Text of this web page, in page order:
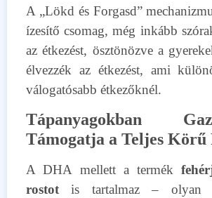
A „Lökd és Forgasd”
ízesítő csomag, még inkább
az étkezést, ösztönözve a
élvezzék az étkezést, ami
válogatósabb étkezőknél.
Tápanyagokban
Támogatja a Teljes Körű
A DHA mellett a termék
rostot is tartalmaz – olyan